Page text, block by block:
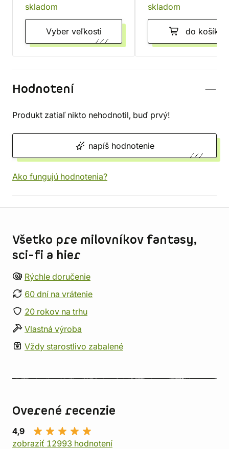
skladom
Vyber veľkosti
skladom
do košíka
Hodnotení
Produkt zatiaľ nikto nehodnotil, buď prvý!
napíš hodnotenie
Ako fungujú hodnotenia?
Všetko pre milovníkov fantasy,
sci-fi a hier
Rýchle doručenie
60 dní na vrátenie
20 rokov na trhu
Vlastná výroba
Vždy starostlivo zabalené
Overené recenzie
4,9
zobraziť 12993 hodnotení